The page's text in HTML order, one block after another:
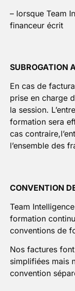
– lorsque Team
financeur écrit
SUBROGATION
En cas de
prise en charge
la session.
formation sera
cas
l’ensemble des
CONVENTION
Team
formation
conventions de
Nos factures
simplifiées mais
convention